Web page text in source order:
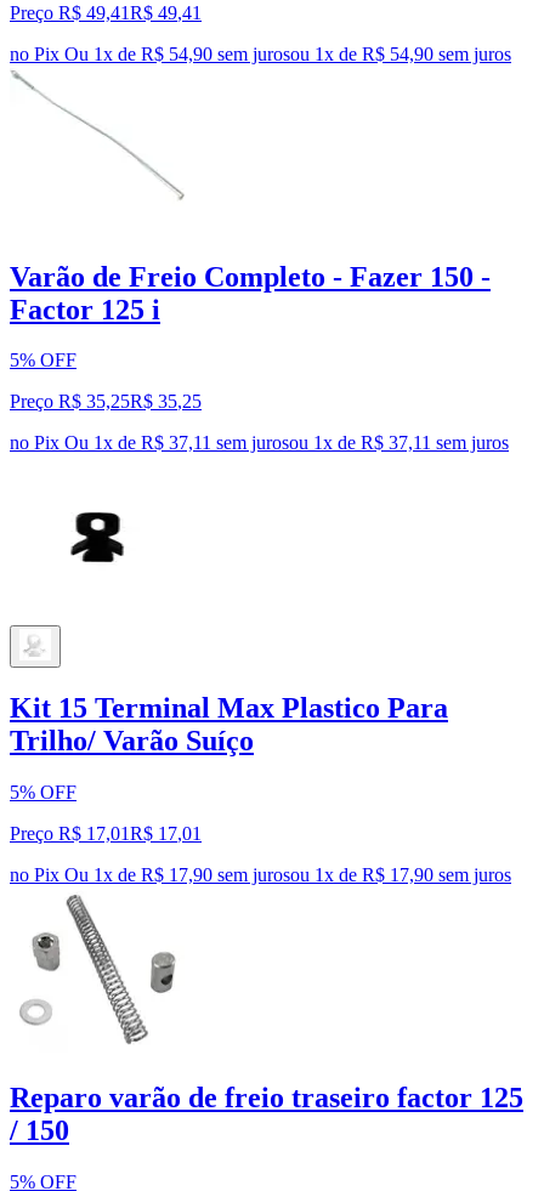
Preço R$ 49,41R$ 49,41
no Pix Ou 1x de R$ 54,90 sem jurosou 1x de R$ 54,90 sem juros
Varão de Freio Completo - Fazer 150 -
Factor 125 i
5% OFF
Preço R$ 35,25R$ 35,25
no Pix Ou 1x de R$ 37,11 sem jurosou 1x de R$ 37,11 sem juros
Kit 15 Terminal Max Plastico Para
Trilho/ Varão Suíço
5% OFF
Preço R$ 17,01R$ 17,01
no Pix Ou 1x de R$ 17,90 sem jurosou 1x de R$ 17,90 sem juros
Reparo varão de freio traseiro factor 125
/ 150
5% OFF